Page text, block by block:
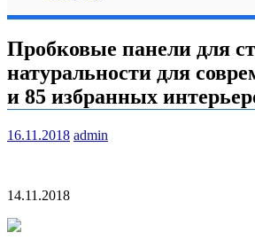
Пробковые панели для
натуральности для
и 85 избранных
16.11.2018 admin
14.11.2018